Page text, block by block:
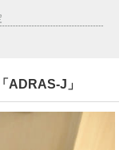
ADRAS-J」